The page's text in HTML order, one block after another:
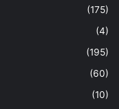
(175)
(4)
(195)
(60)
(10)